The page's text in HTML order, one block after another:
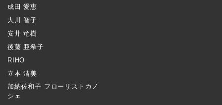
成田 愛恵
大川 智子
安井 竜樹
後藤 亜希子
RIHO
立本 清美
加納佐和子 フローリストカノ
シェ